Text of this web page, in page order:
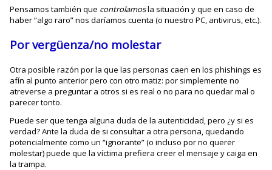
Pensamos también que controlamosla situación y que en caso de
haber “algo raro” nos daríamos cuenta (o nuestro PC, antivirus, etc.).
Por vergüenza/no molestar
Otra posible razón por la que las personas caen en los phishings es
afín al punto anterior pero con otro matiz: por simplemente no
atreverse a preguntar a otros si es real o no para no quedar mal o
parecer tonto.
Puede ser que tenga alguna duda de la autenticidad, pero ¿y si es
verdad? Ante la duda de si consultar a otra persona, quedando
potencialmente como un “ignorante” (o incluso por no querer
molestar) puede que la víctima prefiera creer el mensaje y caiga en
la trampa.